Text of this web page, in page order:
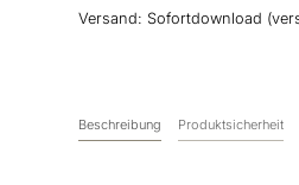
Versand: Sofortdownload
Beschreibung Produktsicherheit